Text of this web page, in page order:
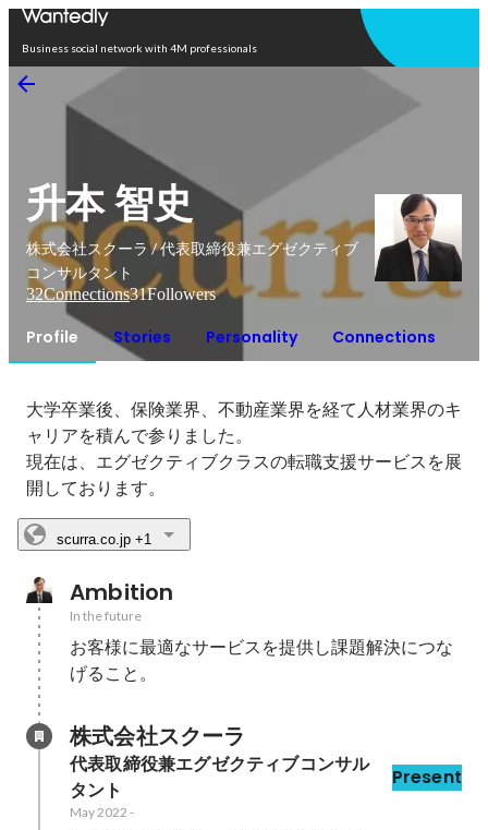
Business social network with 4M professionals
升本 智史
株式会社スクーラ / 代表取締役兼エグゼクティブ
コンサルタント
32Connections31Followers
Profile Stories Personality Connections
大学卒業後、保険業界、不動産業界を経て人材業界のキ
ャリアを積んで参りました。
現在は、エグゼクティブクラスの転職支援サービスを展
scurra.co.jp +1
Ambition
In the future
お客様に最適なサービスを提供し課題解決につな
げること。
株式会社スクーラ
代表取締役兼エグゼクティブコンサル
タント
Present
May 2022 -